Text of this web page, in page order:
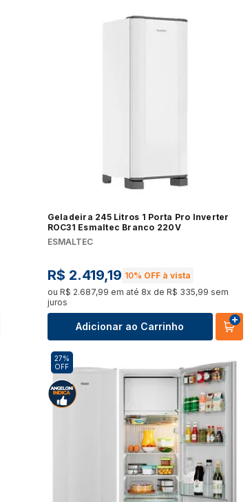
Fogão a Lenha e Lareira
Ver tudo
Geladeira 245 Litros 1 Porta Pro Inverter
ROC31 Esmaltec Branco 220V
ESMALTEC
R$ 2.419,19 10% OFF à vista
ou R$ 2.687,99 em até 8x de R$ 335,99 sem
juros
Adicionar ao Carrinho
27%
OFF